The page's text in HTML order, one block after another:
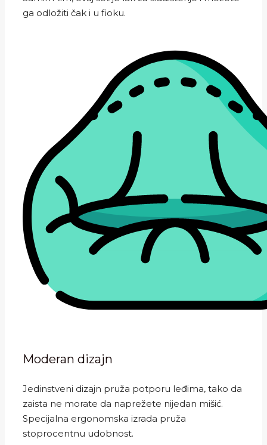
ga odložiti čak i u fioku.
Moderan dizajn
Jedinstveni dizajn pruža potporu leđima, tako da
zaista ne morate da naprežete nijedan mišić.
Specijalna ergonomska izrada pruža
stoprocentnu udobnost.